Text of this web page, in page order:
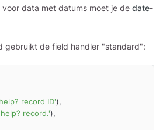
data met datums moet je de date-
gebruikt de field handler "standard":
record ID'),
record.'),